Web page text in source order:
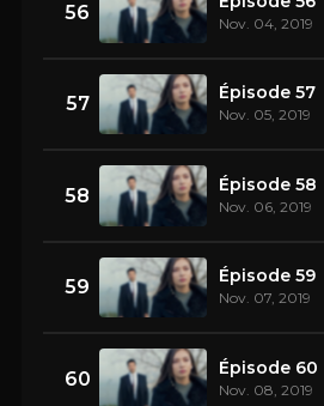
56 Nov. 04, 2019
57 Épisode 57
Nov. 05, 2019
58 Épisode 58
Nov. 06, 2019
59 Épisode 59
Nov. 07, 2019
60 Épisode 60
Nov. 08, 2019